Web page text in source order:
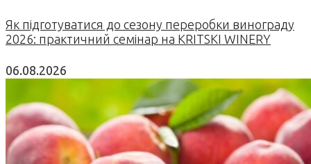
Як підготуватися до сезону переробки винограду
2026: практичний семінар на KRITSKI WINERY
06.08.2026